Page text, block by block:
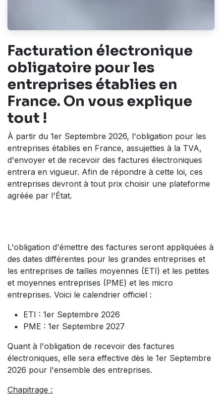
Facturation électronique
obligatoire pour les
entreprises établies en
France. On vous explique
tout !
À partir du 1er Septembre 2026, l'obligation pour les
entreprises établies en France, assujetties à la TVA,
d'envoyer et de recevoir des factures électroniques
entrera en vigueur. Afin de répondre à cette loi, ces
entreprises devront à tout prix choisir une plateforme
agréée par l'État.
L'obligation d'émettre des factures seront appliquées à
des dates différentes pour les grandes entreprises et
les entreprises de tailles moyennes (ETI) et les petites
et moyennes entreprises (PME) et les micro
entreprises. Voici le calendrier officiel :
ETI : 1er Septembre 2026
PME : 1er Septembre 2027
Quant à l'obligation de recevoir des factures
électroniques, elle sera effective dès le 1er Septembre
2026 pour l'ensemble des entreprises.
Chapitrage :